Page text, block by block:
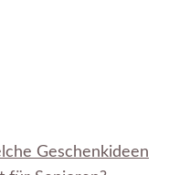
Geschenkideen